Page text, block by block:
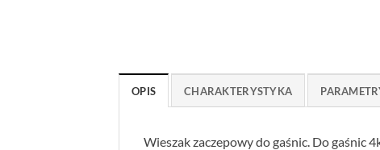
OPIS CHARAKTERYSTYKA
Wieszak zaczepowy do gaśnic. Do gaśnic